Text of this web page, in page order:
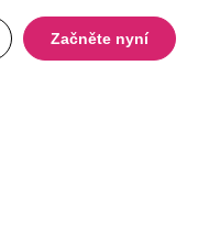
Začněte nyní